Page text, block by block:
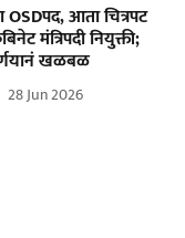
OSDपद, आता चित्रपट
मंत्रिपदी नियुक्ती;
खळबळ
28 Jun 2026